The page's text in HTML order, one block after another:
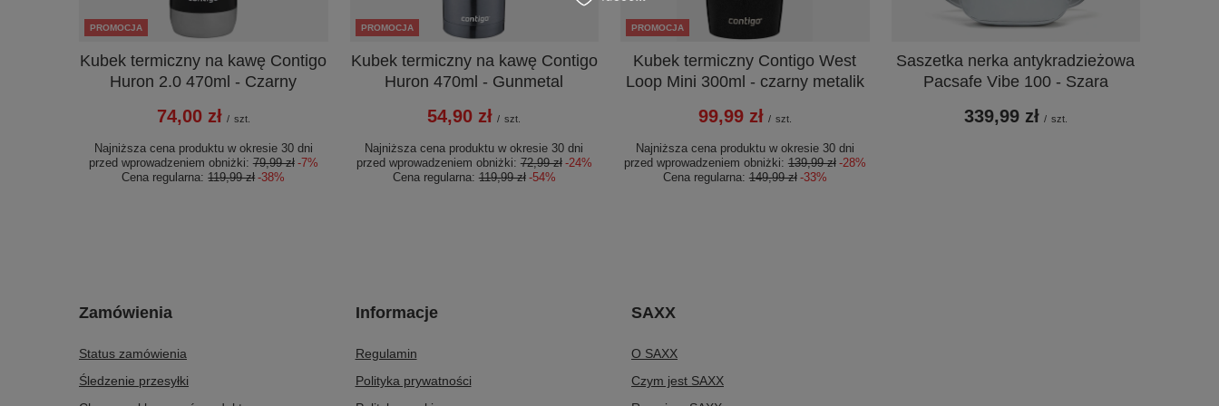
PROMOCJA
Kubek termiczny na kawę Contigo
Huron 2.0 470ml - Czarny
74,00 zł / szt.
Najniższa cena produktu w okresie 30 dni
przed wprowadzeniem obniżki:79,99 zł -7%
Cena regularna:119,99 zł -38%
PROMOCJA
Kubek termiczny na kawę Contigo
Huron 470ml - Gunmetal
54,90 zł / szt.
Najniższa cena produktu w okresie 30 dni
przed wprowadzeniem obniżki:72,99 zł -24%
Cena regularna:119,99 zł -54%
PROMOCJA
Kubek termiczny Contigo West
Loop Mini 300ml - czarny metalik
99,99 zł / szt.
Najniższa cena produktu w okresie 30 dni
przed wprowadzeniem obniżki:139,99 zł -28%
Cena regularna:149,99 zł -33%
Saszetka nerka antykradzieżowa
Pacsafe Vibe 100 - Szara
339,99 zł / szt.
Zamówienia
Status zamówienia
Śledzenie przesyłki
Informacje
Regulamin
Polityka prywatności
SAXX
O SAXX
Czym jest SAXX